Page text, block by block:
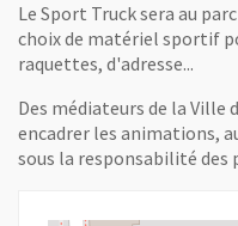
Le Sport Truck sera au
choix de matériel sportif
raquettes, d'adresse...
Des médiateurs de la
encadrer les animations,
sous la responsabilité des